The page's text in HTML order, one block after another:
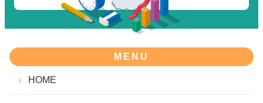
MENU
HOME